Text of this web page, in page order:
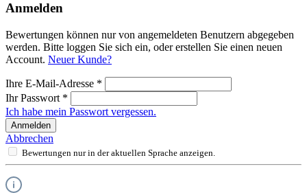
Anmelden
Bewertungen können nur von angemeldeten Benutzern abgegeben
werden. Bitte loggen Sie sich ein, oder erstellen Sie einen neuen
Account. Neuer Kunde?
Ihre E-Mail-Adresse *
Ihr Passwort *
Ich habe mein Passwort vergessen.
Anmelden
Abbrechen
Bewertungen nur in der aktuellen Sprache anzeigen.